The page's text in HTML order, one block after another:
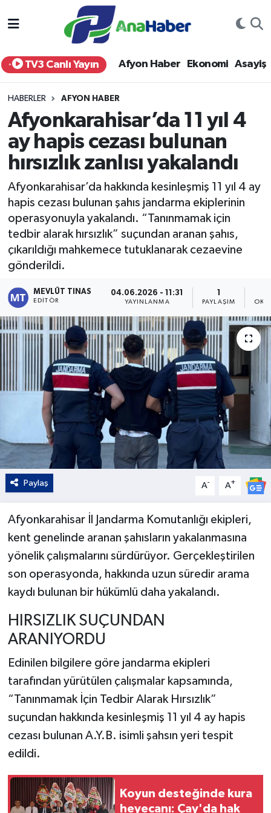
TV3 Canlı Yayın Afyon Haber Ekonomi Asayiş
HABERLER AFYON HABER
Afyonkarahisar’da 11 yıl 4
ay hapis cezası bulunan
hırsızlık zanlısı yakalandı
Afyonkarahisar’da hakkında kesinleşmiş 11 yıl 4 ay
hapis cezası bulunan şahıs jandarma ekiplerinin
operasyonuyla yakalandı. “Tanınmamak için
tedbir alarak hırsızlık” suçundan aranan şahıs,
çıkarıldığı mahkemece tutuklanarak cezaevine
gönderildi.
MEVLÜT TINAS
EDITÖR
04.06.2026 - 11:31
YAYINLANMA PAYLAŞIM
Paylaş A- A+
Afyonkarahisar İl Jandarma Komutanlığı ekipleri,
kent genelinde aranan şahısların yakalanmasına
yönelik çalışmalarını sürdürüyor. Gerçekleştirilen
son operasyonda, hakkında uzun süredir arama
kaydı bulunan bir hükümlü daha yakalandı.
HIRSIZLIK SUÇUNDAN
ARANIYORDU
Edinilen bilgilere göre jandarma ekipleri
tarafından yürütülen çalışmalar kapsamında,
“Tanınmamak İçin Tedbir Alarak Hırsızlık”
suçundan hakkında kesinleşmiş 11 yıl 4 ay hapis
cezası bulunan A.Y.B. isimli şahsın yeri tespit
edildi.
Koyun desteğinde kura
heyecanı: Çay'da hak
Yurt Haber
Afyon Haber
Siyaset
Spor
Eğitim
Sağlık
Teknoloji
Kültür - Sanat
Yaşam
Afyonkarahisar Nöbetçi Eczaneler
Afyonkarahisar Hava Durumu
Afyonkarahisar Trafik Yoğunluk Haritası
Süper Lig Puan Durumu ve Fikstür
Tüm Manşetler
Son Dakika Haberleri
Haber Arşivi